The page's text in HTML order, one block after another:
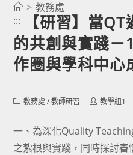
> 教務處
:::
【研習】當
的共創與實踐－
作圈與學科中心
Post教務處 / 教師研習
Post教學組1
一、為深化Quality
之紮根與實踐，同時探討